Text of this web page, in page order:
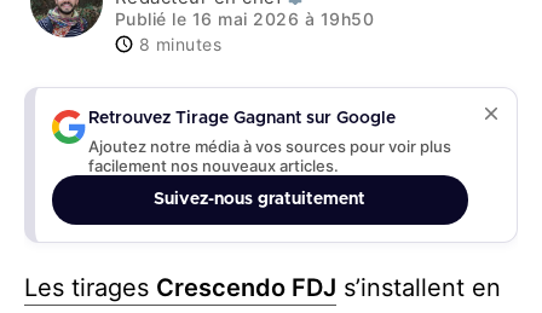
Publié le 16 mai 2026 à 19h50
8 minutes
Retrouvez Tirage Gagnant sur Google
Ajoutez notre média à vos sources pour voir plus
facilement nos nouveaux articles.
Suivez-nous gratuitement
Les tirages Crescendo FDJ s’installent en